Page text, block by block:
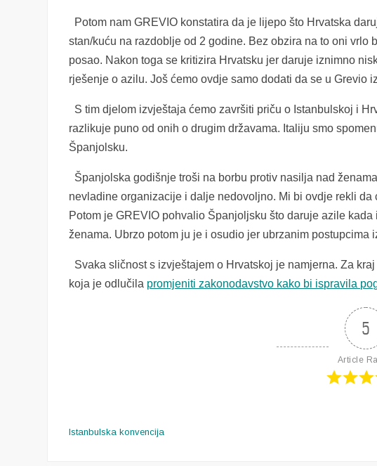
Potom nam GREVIO konstatira da je lijepo što Hrvatska
stan/kuću na razdoblje od 2 godine. Bez obzira na to oni
posao. Nakon toga se kritizira Hrvatsku jer daruje iznimno
rješenje o azilu. Još ćemo ovdje samo dodati da se u Grevio
S tim djelom izvještaja ćemo završiti priču o Istanbulskoj i
razlikuje puno od onih o drugim državama. Italiju smo
Španjolsku.
Španjolska godišnje troši na borbu protiv nasilja nad
nevladine organizacije i dalje nedovoljno. Mi bi ovdje rekli
Potom je GREVIO pohvalio Španjoljsku što daruje azile
ženama. Ubrzo potom ju je i osudio jer ubrzanim postupcima
Svaka sličnost s izvještajem o Hrvatskoj je namjerna. Za
koja je odlučila promjeniti zakonodavstvo kako bi ispravila
5
Article
Istanbulska konvencija